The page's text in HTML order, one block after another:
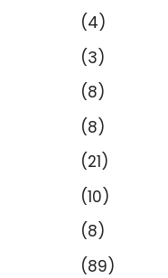
(4)
(3)
(8)
(8)
(21)
(10)
(8)
(89)